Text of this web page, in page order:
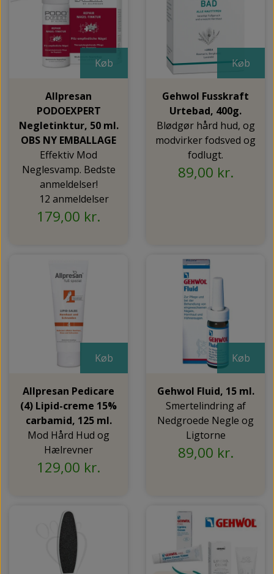
Køb
Allpresan
PODOEXPERT
Negletinktur, 50 ml.
OBS NY EMBALLAGE
Effektiv Mod
Neglesvamp. Bedste
anmeldelser!
12 anmeldelser
179,00 kr.
Køb
Gehwol Fusskraft
Urtebad, 400g.
Blødgør hård hud, og
modvirker fodsved og
fodlugt.
89,00 kr.
Køb
Allpresan Pedicare
(4) Lipid-creme 15%
carbamid, 125 ml.
Mod Hård Hud og
Hælrevner
129,00 kr.
Køb
Gehwol Fluid, 15 ml.
Smertelindring af
Nedgroede Negle og
Ligtorne
89,00 kr.